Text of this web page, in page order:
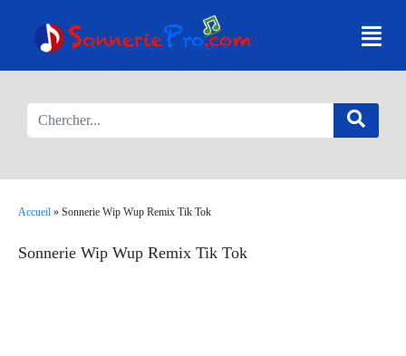
Accueil » Sonnerie Wip Wup Remix Tik Tok
Sonnerie Wip Wup Remix Tik Tok